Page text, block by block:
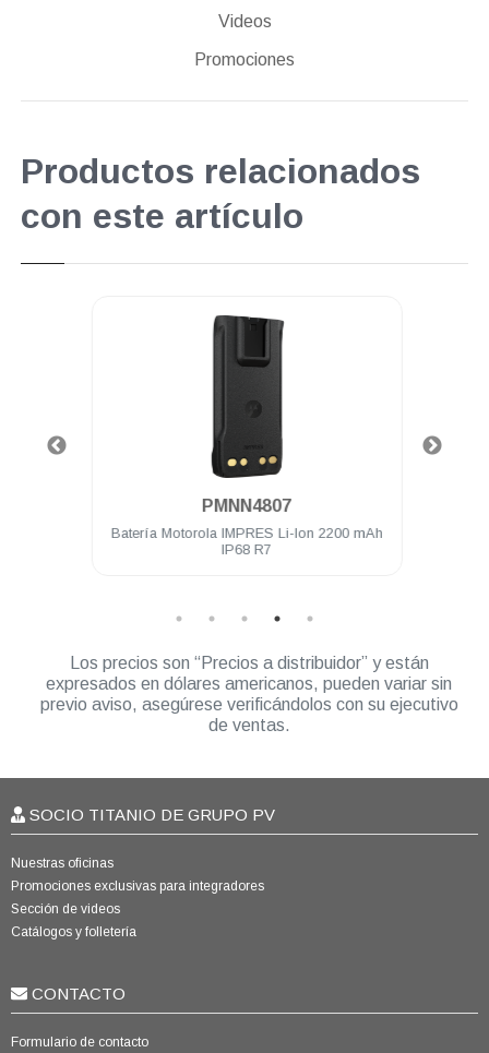
Videos
Promociones
Productos relacionados
con este artículo
PMNN4807
Batería Motorola IMPRES Li-Ion 2200 mAh
IP68 R7
Los precios son “Precios a distribuidor” y están
expresados en dólares americanos, pueden variar sin
previo aviso, asegúrese verificándolos con su ejecutivo
de ventas.
SOCIO TITANIO DE GRUPO PV
Nuestras oficinas
Promociones exclusivas para integradores
Sección de videos
Catálogos y folletería
CONTACTO
Formulario de contacto